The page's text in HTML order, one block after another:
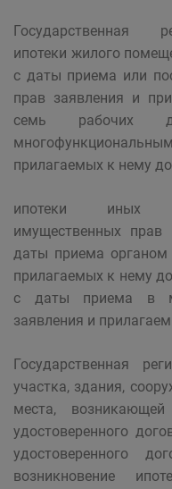
Государственная
ипотеки жилого
с даты приема или
прав заявления и
семь рабочих
прилагаемых к нему
ипотеки иных
имущественных
даты приема органом
прилагаемых к нему
с даты приема в
заявления и
Государственная
участка, здания,
места,
удостоверенного
удостоверенного
возникновение